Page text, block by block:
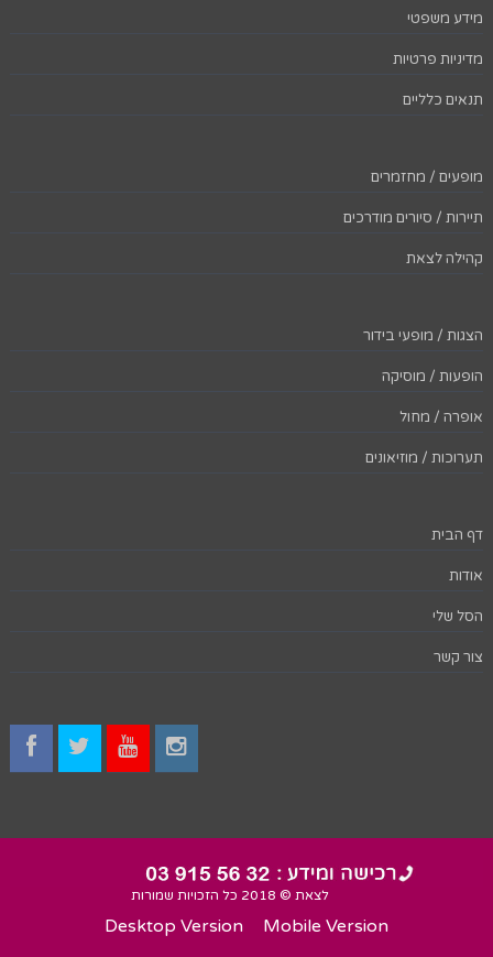
מידע משפטי
מדיניות פרטיות
תנאים כלליים
מופעים / מחזמרים
תיירות / סיורים מודרכים
קהילה לצאת
הצגות / מופעי בידור
הופעות / מוסיקה
אופרה / מחול
תערוכות / מוזיאונים
דף הבית
אודות
הסל שלי
צור קשר
לצאת © 2018 כל הזכויות שמורות
Desktop Version Mobile Version